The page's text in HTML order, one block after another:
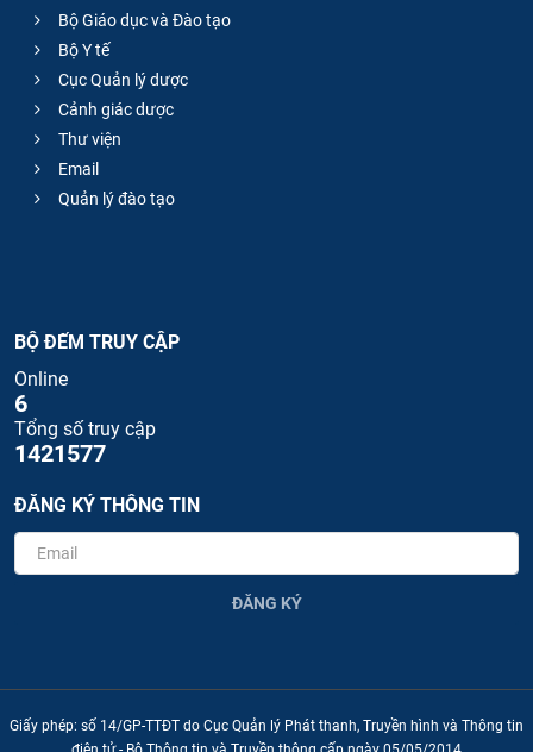
Bộ Giáo dục và Đào tạo
Bộ Y tế
Cục Quản lý dược
Cảnh giác dược
Thư viện
Email
Quản lý đào tạo
BỘ ĐẾM TRUY CẬP
Online
6
Tổng số truy cập
1421577
ĐĂNG KÝ THÔNG TIN
ĐĂNG KÝ
Giấy phép: số 14/GP-TTĐT do Cục Quản lý Phát thanh, Truyền hình và Thông tin